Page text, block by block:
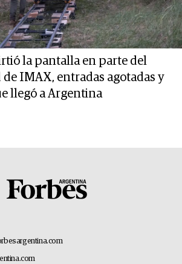
la pantalla en parte del
IMAX, entradas agotadas y
llegó a Argentina